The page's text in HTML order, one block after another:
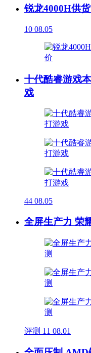
锐龙4000H供
10 08.05
十代酷睿游戏
戏
44 08.05
全屏生产力 荣
评测 11 08.01